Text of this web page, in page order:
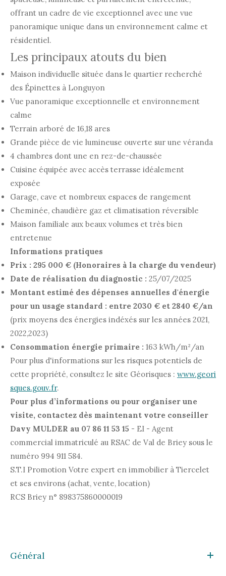
offrant un cadre de vie exceptionnel avec une vue
panoramique unique dans un environnement calme et
résidentiel.
Les principaux atouts du bien
Maison individuelle située dans le quartier recherché
des Épinettes à Longuyon
Vue panoramique exceptionnelle et environnement
calme
Terrain arboré de 16,18 ares
Grande pièce de vie lumineuse ouverte sur une véranda
4 chambres dont une en rez-de-chaussée
Cuisine équipée avec accès terrasse idéalement
exposée
Garage, cave et nombreux espaces de rangement
Cheminée, chaudière gaz et climatisation réversible
Maison familiale aux beaux volumes et très bien
entretenue
Informations pratiques
Prix : 295 000 € (Honoraires à la charge du vendeur)
Date de réalisation du diagnostic : 25/07/2025
Montant estimé des dépenses annuelles d'énergie
pour un usage standard : entre 2030 € et 2840 €/an
(prix moyens des énergies indéxés sur les années 2021,
2022,2023)
Consommation énergie primaire : 163 kWh/m²/an
Pour plus d'informations sur les risques potentiels de
cette propriété, consultez le site Géorisques : www.geori
sques.gouv.fr.
Pour plus d’informations ou pour organiser une
visite, contactez dès maintenant votre conseiller
Davy MULDER au 07 86 11 53 15 - EI - Agent
commercial immatriculé au RSAC de Val de Briey sous le
numéro 994 911 584.
S.T.I Promotion Votre expert en immobilier à Tiercelet
et ses environs (achat, vente, location)
RCS Briey n° 898375860000019
Général